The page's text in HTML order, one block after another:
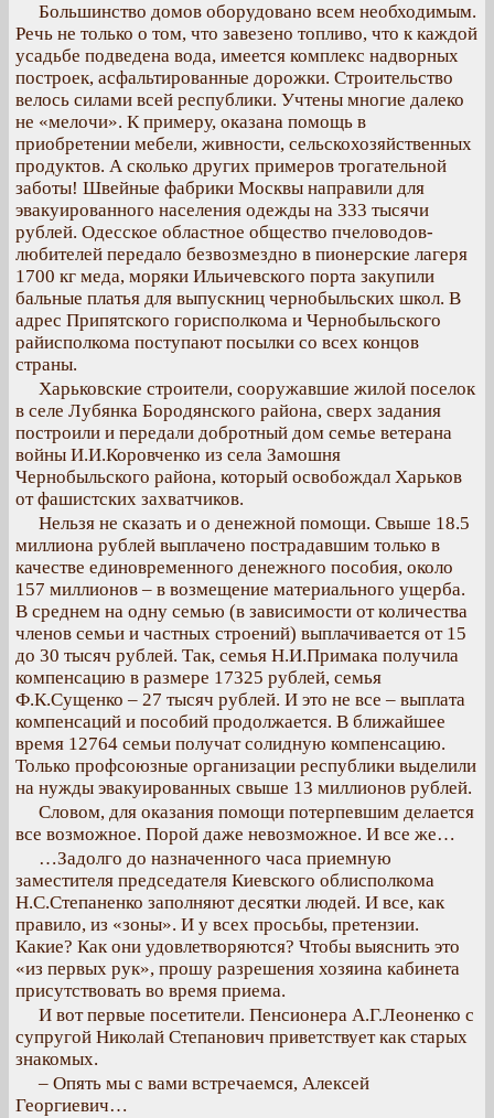
Большинство домов оборудовано всем необходимым.
Речь не только о том, что завезено топливо, что к каждой
усадьбе подведена вода, имеется комплекс надворных
построек, асфальтированные дорожки. Строительство
велось силами всей республики. Учтены многие далеко
не «мелочи». К примеру, оказана помощь в
приобретении мебели, живности, сельскохозяйственных
продуктов. А сколько других примеров трогательной
заботы! Швейные фабрики Москвы направили для
эвакуированного населения одежды на 333 тысячи
рублей. Одесское областное общество пчеловодов-
любителей передало безвозмездно в пионерские лагеря
1700 кг меда, моряки Ильичевского порта закупили
бальные платья для выпускниц чернобыльских школ. В
адрес Припятского горисполкома и Чернобыльского
райисполкома поступают посылки со всех концов
страны.
Харьковские строители, сооружавшие жилой поселок
в селе Лубянка Бородянского района, сверх задания
построили и передали добротный дом семье ветерана
войны И.И.Коровченко из села Замошня
Чернобыльского района, который освобождал Харьков
от фашистских захватчиков.
Нельзя не сказать и о денежной помощи. Свыше 18.5
миллиона рублей выплачено пострадавшим только в
качестве единовременного денежного пособия, около
157 миллионов – в возмещение материального ущерба.
В среднем на одну семью (в зависимости от количества
членов семьи и частных строений) выплачивается от 15
до 30 тысяч рублей. Так, семья Н.И.Примака получила
компенсацию в размере 17325 рублей, семья
Ф.К.Сущенко – 27 тысяч рублей. И это не все – выплата
компенсаций и пособий продолжается. В ближайшее
время 12764 семьи получат солидную компенсацию.
Только профсоюзные организации республики выделили
на нужды эвакуированных свыше 13 миллионов рублей.
Словом, для оказания помощи потерпевшим делается
все возможное. Порой даже невозможное. И все же…
…Задолго до назначенного часа приемную
заместителя председателя Киевского облисполкома
Н.С.Степаненко заполняют десятки людей. И все, как
правило, из «зоны». И у всех просьбы, претензии.
Какие? Как они удовлетворяются? Чтобы выяснить это
«из первых рук», прошу разрешения хозяина кабинета
присутствовать во время приема.
И вот первые посетители. Пенсионера А.Г.Леоненко с
супругой Николай Степанович приветствует как старых
знакомых.
– Опять мы с вами встречаемся, Алексей
Георгиевич…